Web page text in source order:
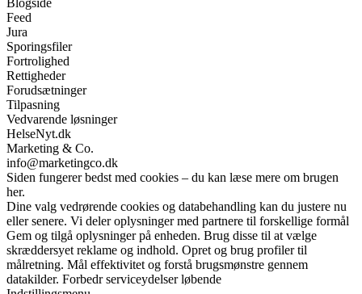
Blogside
Feed
Jura
Sporingsfiler
Fortrolighed
Rettigheder
Forudsætninger
Tilpasning
Vedvarende løsninger
HelseNyt.dk
Marketing & Co.
info@marketingco.dk
Siden fungerer bedst med cookies – du kan læse mere om brugen
her.
Dine valg vedrørende cookies og databehandling kan du justere nu
eller senere. Vi deler oplysninger med partnere til forskellige formål
Gem og tilgå oplysninger på enheden. Brug disse til at vælge
skræddersyet reklame og indhold. Opret og brug profiler til
målretning. Mål effektivitet og forstå brugsmønstre gennem
datakilder. Forbedr serviceydelser løbende